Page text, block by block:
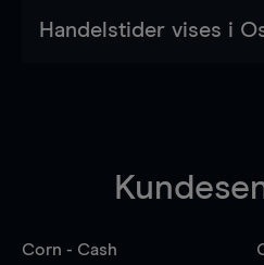
Handelstider vises i
Corn - Cash